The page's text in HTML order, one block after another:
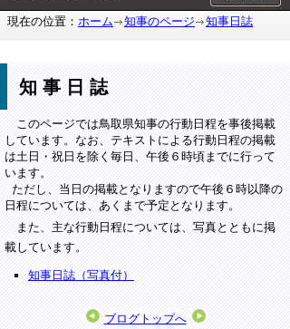
現在の位置： ホーム 知事のページ 知事日誌
知事日誌
このページでは鳥取県知事の行動日程を事後掲載
しています。なお、テキストによる行動日程の掲載
は土日・祝日を除く毎日、午後６時頃までに行って
います。
ただし、当日の掲載となりますので午後６時以降の
日程については、あくまで予定となります。
また、主な行動日程については、写真とともに掲
載しています。
知事日誌（写真付）
ブログトップへ